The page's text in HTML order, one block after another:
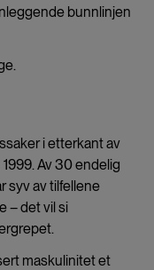
bunnlinjen
i etterkant av
Av 30 endelig
syv av tilfellene
– det vil si
maskulinitet et